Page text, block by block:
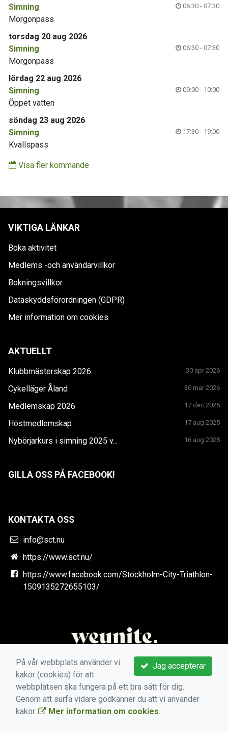
Simning
06:30 - 07:30
Morgonpass
torsdag 20 aug 2026
Simning
06:30 - 07:30
Morgonpass
lördag 22 aug 2026
Simning
09:00 - 10:00
Öppet vatten
söndag 23 aug 2026
Simning
17:30 - 19:00
Kvällspass
Visa fler kommande
VIKTIGA LÄNKAR
Boka aktivitet
Medlems -och användarvillkor
Bokningsvillkor
Dataskyddsförordningen (GDPR)
Mer information om cookies
AKTUELLT
Klubbmästerskap 2026 30 apr 2026
Cykelläger Åland 30 mar 2026
Medlemskap 2026 17 dec 2025
Höstmedlemskap 17 aug 2025
Nybörjarkurs i simning 2025 v... 16 aug 2025
GILLA OSS PÅ FACEBOOK!
KONTAKTA OSS
info@sct.nu
https://www.sct.nu/
https://www.facebook.com/Stockholm-City-Triathlon-
1509135272655103/
Jag accepterar
På vår webbplats använder vi
kakor (cookies) för att
webbplatsen ska fungera på ett bra sätt för dig.
Genom att surfa vidare godkänner du att vi använder
kakor.
Mer information om cookies.